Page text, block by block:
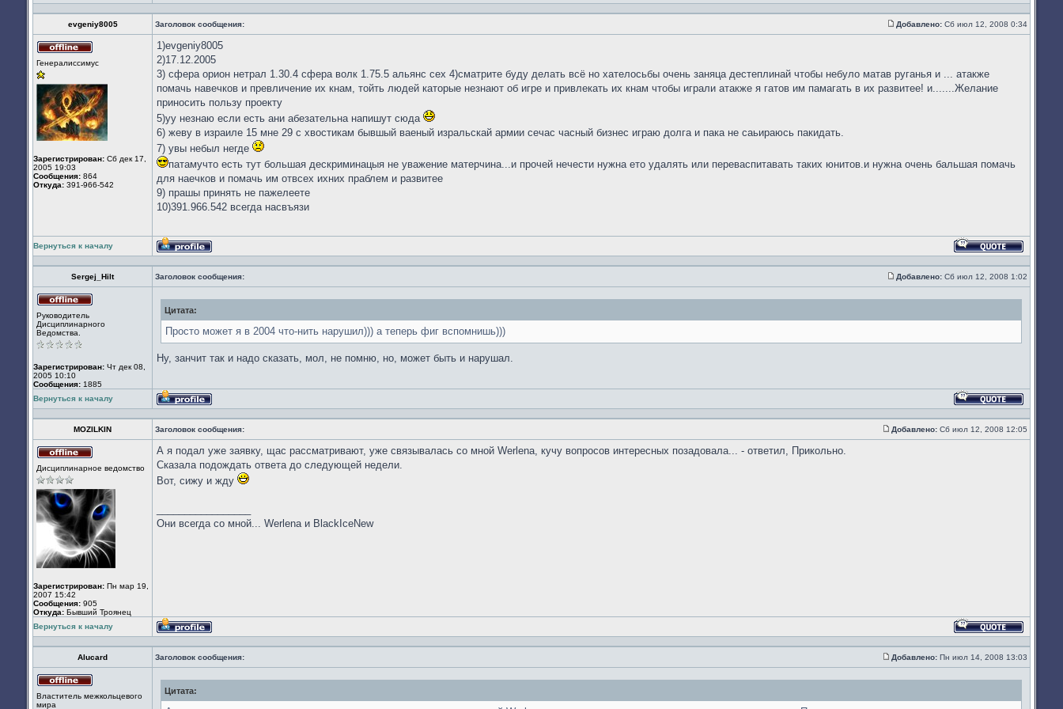
Профиль
Ответить
с
цитатой
evgeniy8005
Заголовок сообщения:
Сообщение
Добавлено: Сб июл 12, 2008 0:34
в
Генералиссимус
Зарегистрирован: Сб дек 17,
2005 19:03
Сообщения: 864
Откуда: 391-966-542
1)evgeniy8005
2)17.12.2005
3) сфера орион нетрал 1.30.4 сфера волк 1.75.5 альянс сех 4)сматрите буду делать всё но хателосьбы очень заняца дестеплинай чтобы небуло матав руганья и ... атакже
помачь навечков и превличение их кнам, тойть людей каторые незнают об игре и привлекать их кнам чтобы играли атакже я гатов им памагать в их развитее! и.......Желание
приносить пользу проекту
5)уу незнаю если есть ани абезательна напишут сюда
6) жеву в израиле 15 мне 29 с хвостикам бывшый ваеный изральскай армии сечас часный бизнес играю долга и пака не саьираюсь пакидать.
7) увы небыл негде
патамучто есть тут большая дескриминацыя не уважение матерчина...и прочей нечести нужна ето удалять или переваспитавать таких юнитов.и нужна очень бальшая помачь
для наечков и помачь им отвсех ихних праблем и развитее
9) прашы принять не пажелеете
10)391.966.542 всегда насвъязи
Вернуться к началу
Профиль
Ответить
с
цитатой
Sergej_Hilt
Заголовок сообщения:
Сообщение
Добавлено: Сб июл 12, 2008 1:02
сети
Руководитель
Дисциплинарного
Ведомства.
Зарегистрирован: Чт дек 08,
2005 10:10
Сообщения: 1885
Цитата:
Просто может я в 2004 что-нить нарушил))) а теперь фиг вспомнишь)))
Ну, занчит так и надо сказать, мол, не помню, но, может быть и нарушал.
Вернуться к началу
Профиль
Ответить
с
цитатой
MOZILKIN
Заголовок сообщения:
Сообщение
Добавлено: Сб июл 12, 2008 12:05
в
Дисциплинарное ведомство
Зарегистрирован: Пн мар 19,
2007 15:42
Сообщения: 905
Откуда: Бывший Троянец
А я подал уже заявку, щас рассматривают, уже связывалась со мной Werlena, кучу вопросов интересных позадовала... - ответил, Прикольно.
Сказала подождать ответа до следующей недели.
Вот, сижу и жду
Они всегда со мной... Werlena и BlackIceNew
Вернуться к началу
Профиль
Ответить
с
цитатой
Alucard
Заголовок сообщения:
Сообщение
Добавлено: Пн июл 14, 2008 13:03
в
Властитель межкольцевого
мира
Цитата: